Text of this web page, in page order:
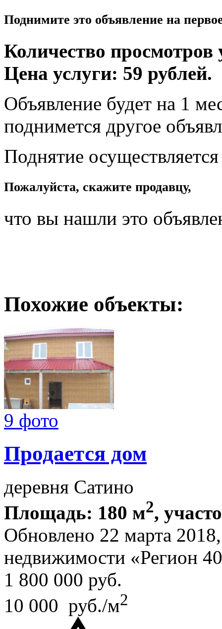
Поднимите это объявление на
Количество просмотров
Цена услуги: 59 рублей.
Объявление будет на 1
поднимется другое
Поднятие
Пожалуйста, скажите продавцу,
что вы нашли это
Похожие объекты:
9 фото
Продается дом
деревня Сатино
Площадь: 180 м2,
Обновлено 22 марта
недвижимости «Регион
1 800 000 руб.
10 000 руб./м2